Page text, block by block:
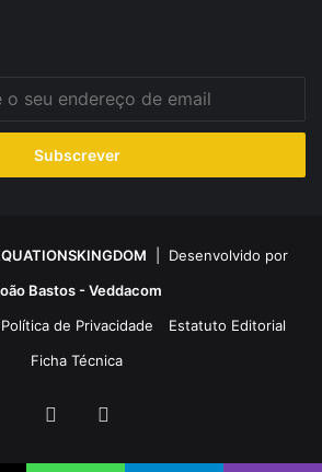
| Desenvolvido por
Bastos - Veddacom
Política de Privacidade
Estatuto Editorial
Ficha Técnica
Facebook